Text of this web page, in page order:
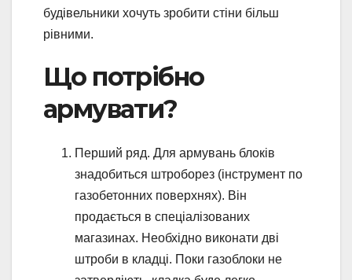
будівельники хочуть зробити стіни більш
рівними.
Що потрібно
армувати?
Перший ряд. Для армувань блоків
знадобиться штроборез (інструмент по
газобетонних поверхнях). Він
продається в спеціалізованих
магазинах. Необхідно виконати дві
штроби в кладці. Поки газоблоки не